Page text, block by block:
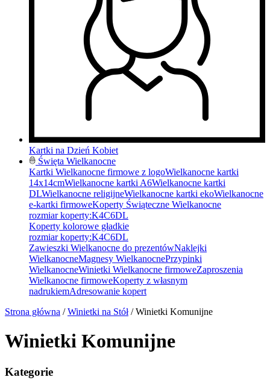
Kartki na Dzień Kobiet
Święta Wielkanocne
Kartki Wielkanocne firmowe z logoWielkanocne kartki
14x14cmWielkanocne kartki A6Wielkanocne kartki
DLWielkanocne religijneWielkanocne kartki ekoWielkanocne
e-kartki firmoweKoperty Świąteczne Wielkanocne
rozmiar koperty:K4C6DL
Koperty kolorowe gładkie
rozmiar koperty:K4C6DL
Zawieszki Wielkanocne do prezentówNaklejki
WielkanocneMagnesy WielkanocnePrzypinki
WielkanocneWinietki Wielkanocne firmoweZaproszenia
Wielkanocne firmoweKoperty z własnym
nadrukiemAdresowanie kopert
Strona główna /Winietki na Stół/ Winietki Komunijne
Winietki Komunijne
Kategorie